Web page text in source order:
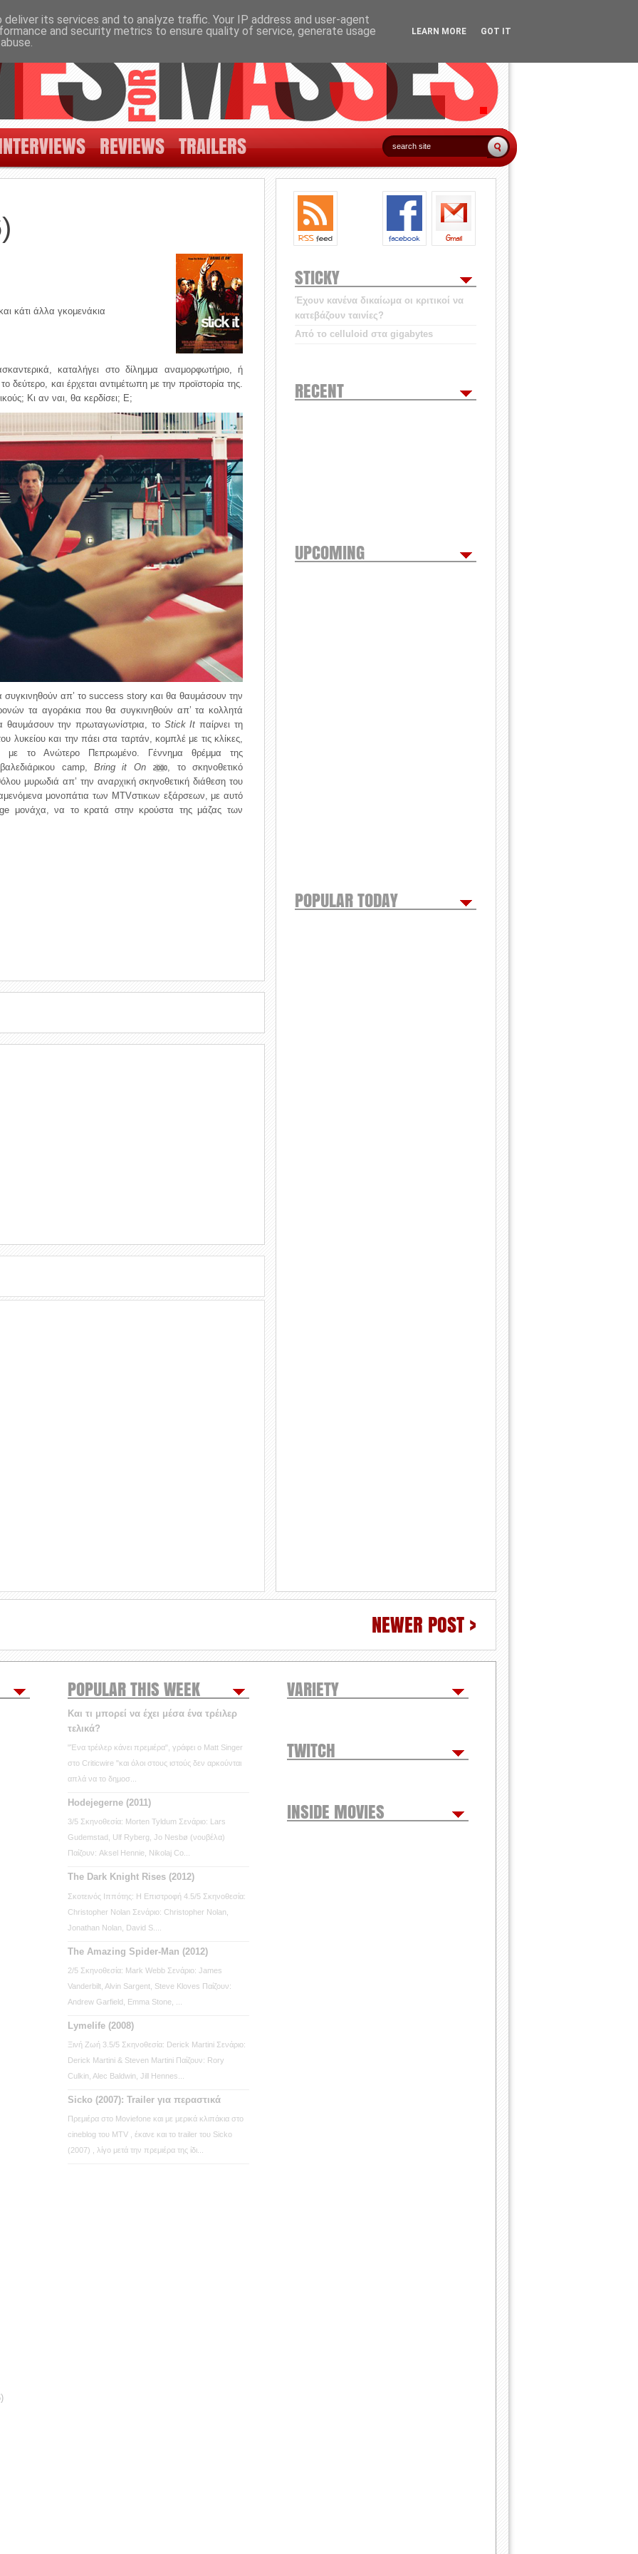
REVIEWS TRAILERS
κάτι άλλα γκομενάκια
καταλήγει στο δίλημμα αναμορφωτήριο, ή
δεύτερο, και έρχεται αντιμέτωπη με την προϊστορία της.
Κι αν ναι, θα κερδίσει; Ε;
συγκινηθούν απ’ τo success story και θα θαυμάσουν την
τα αγοράκια που θα συγκινηθούν απ’ τα κολλητά
θαυμάσουν την πρωταγωνίστρια, το Stick It παίρνει τη
και την πάει στα ταρτάν, κομπλέ με τις κλίκες,
με το Ανώτερο Πεπρωμένο. Γέννημα θρέμμα της
camp, Bring it On 2000, το σκηνοθετικό
μυρωδιά απ’ την αναρχική σκηνοθετική διάθεση του
μονοπάτια των MTVστικων εξάρσεων, με αυτό
μονάχα, να το κρατά στην κρούστα της μάζας των
NEWER POST >
STICKY
Έχουν κανένα δικαίωμα οι κριτικοί να
κατεβάζουν ταινίες?
Από το celluloid στα gigabytes
RECENT
UPCOMING
POPULAR TODAY
POPULAR THIS WEEK
Και τι μπορεί να έχει μέσα ένα τρέιλερ
τελικά?
"Ένα τρέιλερ κάνει πρεμιέρα", γράφει ο Matt Singer
στο Criticwire "και όλοι στους ιστούς δεν αρκούνται
απλά να το δημοσ...
Hodejegerne (2011)
3/5 Σκηνοθεσία: Morten Tyldum Σενάριο: Lars
Gudemstad, Ulf Ryberg, Jo Nesbø (νουβέλα)
Παίζουν: Aksel Hennie, Nikolaj Co...
The Dark Knight Rises (2012)
Σκοτεινός Ιππότης: Η Επιστροφή 4.5/5 Σκηνοθεσία:
Christopher Nolan Σενάριο: Christopher Nolan,
Jonathan Nolan, David S....
The Amazing Spider-Man (2012)
2/5 Σκηνοθεσία: Mark Webb Σενάριο: James
Vanderbilt, Alvin Sargent, Steve Kloves Παίζουν:
Andrew Garfield, Emma Stone, ...
Lymelife (2008)
Ξινή Ζωή 3.5/5 Σκηνοθεσία: Derick Martini Σενάριο:
Derick Martini & Steven Martini Παίζουν: Rory
Culkin, Alec Baldwin, Jill Hennes...
Sicko (2007): Trailer για περαστικά
Πρεμιέρα στο Moviefone και με μερικά κλιπάκια στο
cineblog του MTV , έκανε και το trailer του Sicko
(2007) , λίγο μετά την πρεμιέρα της ίδι...
VARIETY
TWITCH
INSIDE MOVIES
its services and to analyze traffic. Your IP address and user-agent
and security metrics to ensure quality of service, generate usage
LEARN MORE GOT IT